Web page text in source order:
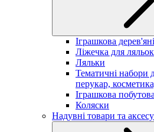
Іграшкова
Ліжечка для ляльок
Ляльки
Тематичні набори
перукар,
Іграшкова
Коляски
Надувні товари та